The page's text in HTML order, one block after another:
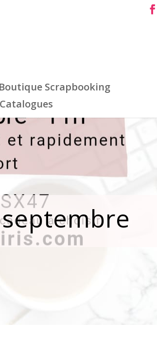
Boutique Scrapbooking
Catalogues